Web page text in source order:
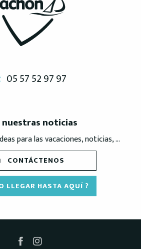
05 57 52 97 97
nuestras noticias
para las vacaciones, noticias, ...
CONTÁCTENOS
LLEGAR HASTA AQUÍ ?